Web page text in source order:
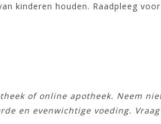
kinderen houden. Raadpleeg
of online apotheek. Neem
en evenwichtige voeding.